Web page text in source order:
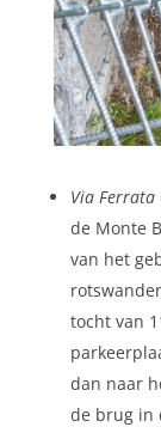
Via Ferrata
de Monte
van het
tocht van
dan naar
de brug in